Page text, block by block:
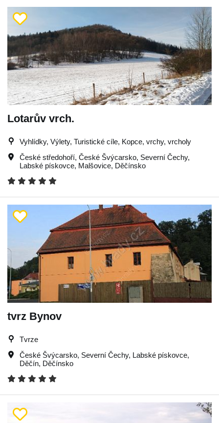
Lotarův vrch.
Vyhlídky, Výlety, Turistické cíle, Kopce, vrchy, vrcholy
České středohoří, České Švýcarsko, Severní Čechy,
Labské pískovce, Malšovice, Děčínsko
tvrz Bynov
Tvrze
České Švýcarsko, Severní Čechy, Labské pískovce,
Děčín, Děčínsko